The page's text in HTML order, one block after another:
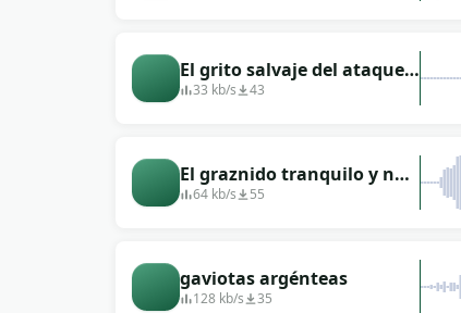
El grito salvaje del ataque
de un ave rapaz.
33 kb/s 43
El graznido tranquilo y no
nervioso de un cuervo.
64 kb/s 55
gaviotas argénteas
128 kb/s 35